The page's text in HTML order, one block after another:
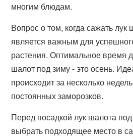
многим блюдам.
Вопрос о том, когда сажать лук
является важным для
растения. Оптимальное время
шалот под зиму - это осень.
происходит за несколько
постоянных заморозков.
Перед посадкой лук шалота
выбрать подходящее место в